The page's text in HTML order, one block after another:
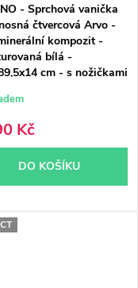
- Sprchová vanička
čtvercová Arvo -
kompozit -
bílá -
cm - s nožičkami
Kč
DO KOŠÍKU